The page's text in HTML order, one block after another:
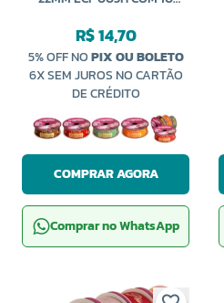
R$ 14,70
5% OFF NOPIX OU BOLETO
6X SEM JUROS NO CARTÃO
DE CRÉDITO
COMPRAR AGORA
Comprar no WhatsApp